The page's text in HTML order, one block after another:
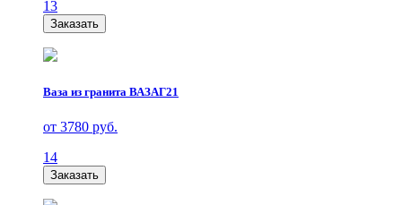
13
Заказать
Ваза из гранита ВАЗАГ21
от 3780 руб.
14
Заказать